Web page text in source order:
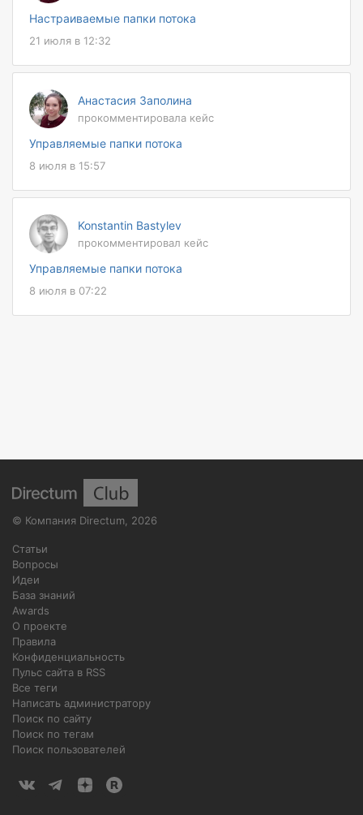
Настраиваемые папки потока
21 июля в 12:32
Анастасия Заполина
прокомментировала кейс
Управляемые папки потока
8 июля в 15:57
Konstantin Bastylev
прокомментировал кейс
Управляемые папки потока
8 июля в 07:22
© Компания Directum, 2026
Статьи
Вопросы
Идеи
База знаний
Awards
О проекте
Правила
Конфиденциальность
Пульс сайта в RSS
Все теги
Написать администратору
Поиск по сайту
Поиск по тегам
Поиск пользователей